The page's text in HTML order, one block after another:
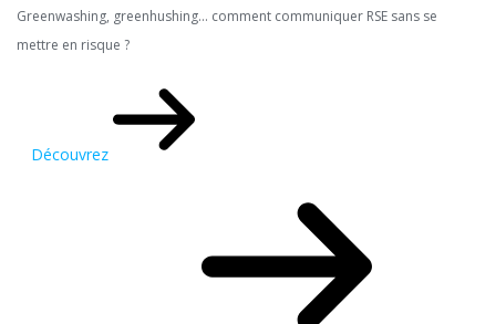
Greenwashing, greenhushing… comment communiquer RSE sans se
mettre en risque ?
Découvrez